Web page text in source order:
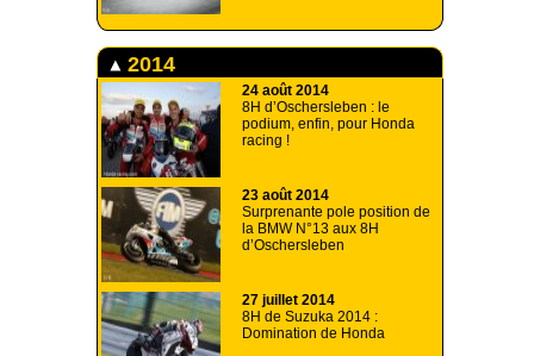
2014
24 août 2014
8H d’Oschersleben : le
podium, enfin, pour Honda
racing !
23 août 2014
Surprenante pole position de
la BMW N°13 aux 8H
d’Oschersleben
27 juillet 2014
8H de Suzuka 2014 :
Domination de Honda